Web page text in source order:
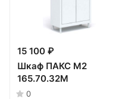
15 100 ₽
Шкаф ПАКС М2
165.70.32М
0